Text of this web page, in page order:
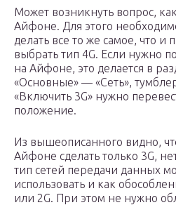
Может возникнуть вопрос,
Айфоне. Для этого
делать все то же самое, что
выбрать тип 4G. Если нужно
на Айфоне, это делается в
«Основные» — «Сеть»,
«Включить 3G» нужно
положение.
Из вышеописанного видно,
Айфоне сделать только 3G,
тип сетей передачи данных
использовать и как
или 2G. При этом не нужно